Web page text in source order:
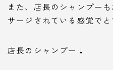
また、店長のシャンプー
サージされている感覚で
店長のシャンプー↓